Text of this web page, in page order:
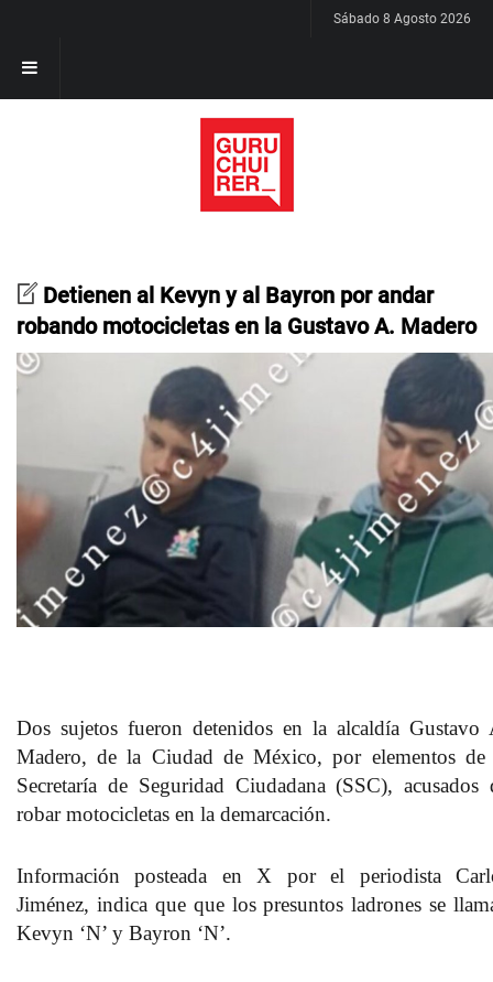
Sábado 8 Agosto 2026
Detienen al Kevyn y al Bayron por andar
robando motocicletas en la Gustavo A. Madero
Dos sujetos fueron detenidos en la alcaldía Gustavo
Madero, de la Ciudad de México, por elementos de
Secretaría de Seguridad Ciudadana (SSC), acusados
robar motocicletas en la demarcación.
Información posteada en X por el periodista
Jiménez, indica que que los presuntos ladrones se
Kevyn ‘N’ y Bayron ‘N’.